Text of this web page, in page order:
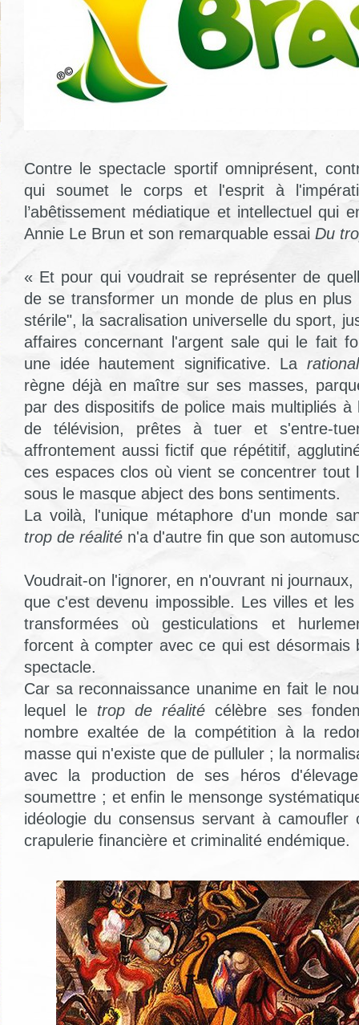
Contre le spectacle sportif omniprésent,
qui soumet le corps et l'esprit à
l’abêtissement médiatique et intellectuel qui
Annie Le Brun et son remarquable essai Du
« Et pour qui voudrait se représenter de
de se transformer un monde de plus en plus
stérile", la sacralisation universelle du sport,
affaires concernant l'argent sale qui le fait
une idée hautement significative. La
règne déjà en maître sur ses masses,
par des dispositifs de police mais multipliés
de télévision, prêtes à tuer et s'entre-
affrontement aussi fictif que répétitif,
ces espaces clos où vient se concentrer tout
sous le masque abject des bons sentiments.
La voilà, l'unique métaphore d'un monde
trop de réalité n'a d'autre fin que son
Voudrait-on l'ignorer, en n'ouvrant ni
que c'est devenu impossible. Les villes et
transformées où gesticulations et
forcent à compter avec ce qui est désormais
spectacle.
Car sa reconnaissance unanime en fait le
lequel le trop de réalité célèbre ses
nombre exaltée de la compétition à la
masse qui n'existe que de pulluler ; la
avec la production de ses héros
soumettre ; et enfin le mensonge
idéologie du consensus servant à camoufler
crapulerie financière et criminalité endémique.